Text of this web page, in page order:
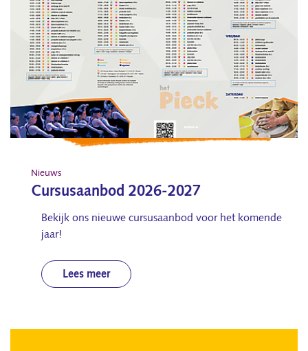
Nieuws
Cursusaanbod 2026-2027
Bekijk ons nieuwe cursusaanbod voor het komende
jaar!
Lees meer